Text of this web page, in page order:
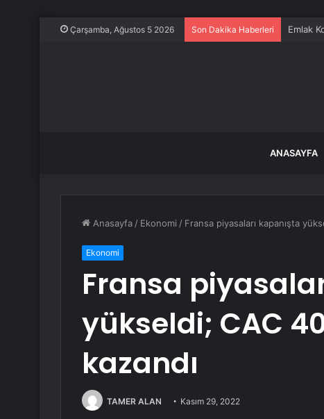
Çarşamba, Ağustos 5 2026 Son Dakika Haberleri Emlak
ANASAYFA
Anasayfa / Ekonomi / Fransa piyasaları kapanışta
Ekonomi
Fransa
yükseldi; CAC
kazandı
TAMER ALAN Kasım 29, 2022